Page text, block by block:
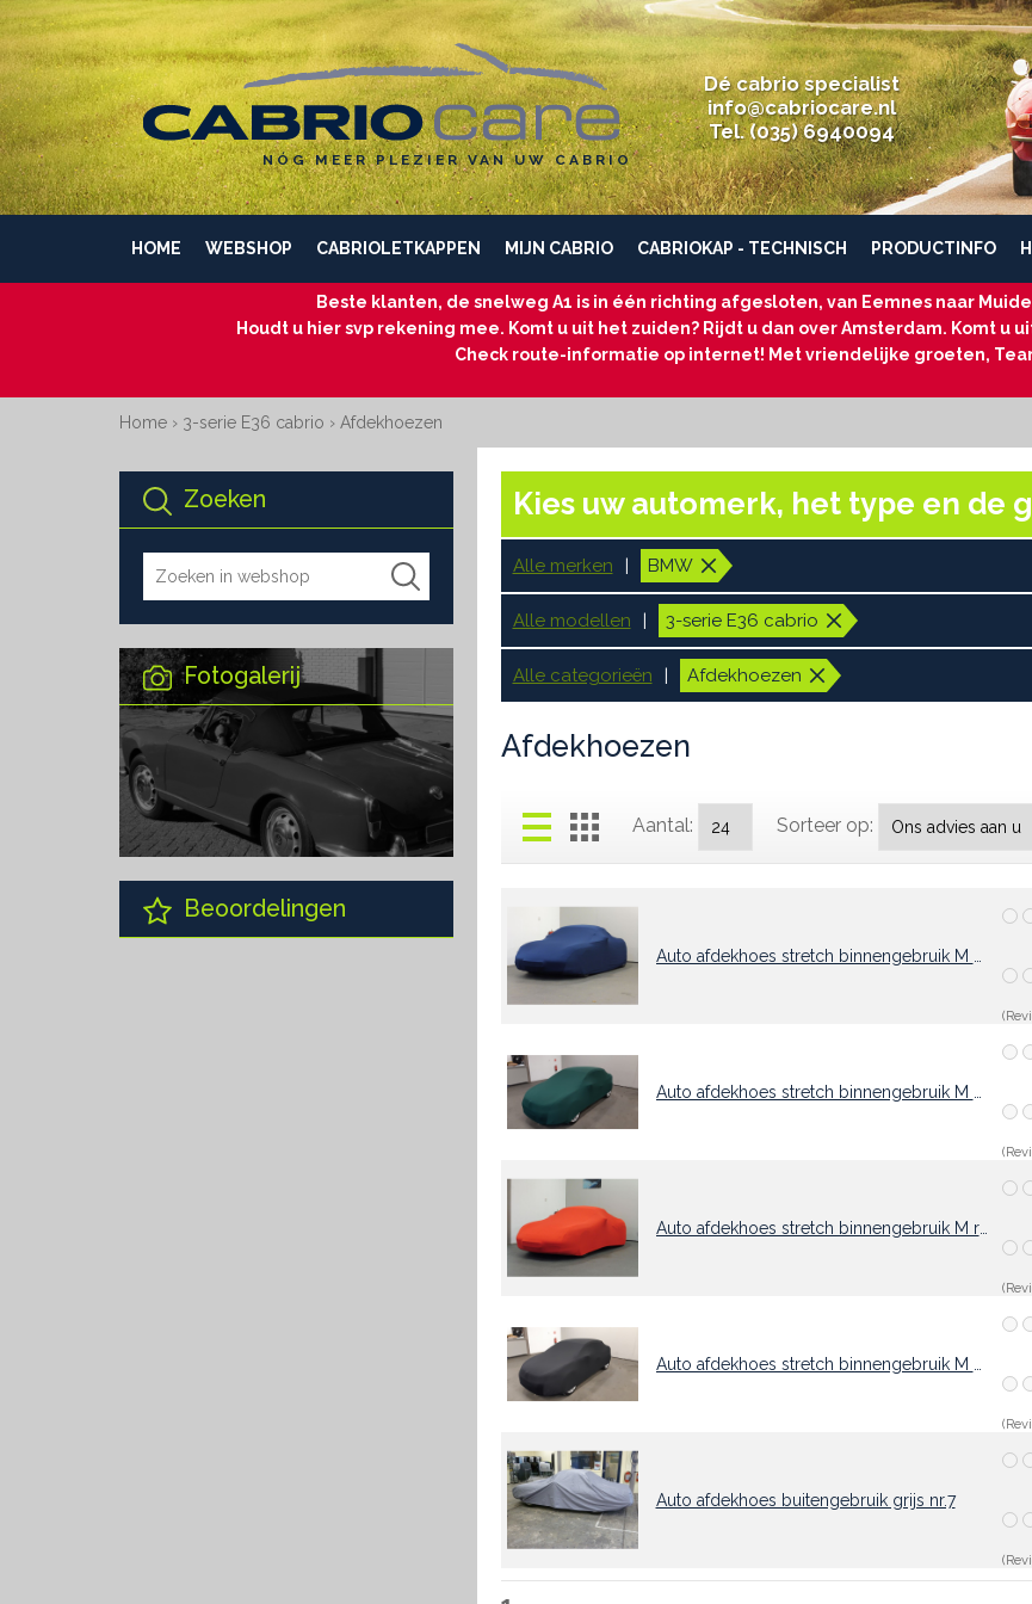
NÓG MEER PLEZIER VAN UW CABRIO
Dé cabrio specialist
info@cabriocare.nl
Tel. (035) 6940094
HOME WEBSHOP CABRIOLETKAPPEN MIJN CABRIO CABRIOKAP - TECHNISCH PRODUCTINFO
Beste klanten, de snelweg A1 is in één richting afgesloten, van Eemnes naar
Houdt u hier svp rekening mee. Komt u uit het zuiden? Rijdt u dan over Amsterdam. Komt u
Check route-informatie op internet! Met vriendelijke groeten,
Home› 3-serie E36 cabrio › Afdekhoezen
Zoeken
Fotogalerij
Beoordelingen
Kies uw automerk, het type en de
Alle merken BMW
Alle modellen 3-serie E36 cabrio
Alle categorieën Afdekhoezen
Afdekhoezen
Aantal: Sorteer op:
Auto afdekhoes stretch binnengebruik M rood
Auto afdekhoes buitengebruik grijs nr.7